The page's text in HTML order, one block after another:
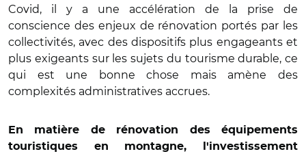
Covid, il y a une accélération de la prise de
conscience des enjeux de rénovation portés par les
collectivités, avec des dispositifs plus engageants et
plus exigeants sur les sujets du tourisme durable, ce
qui est une bonne chose mais amène des
complexités administratives accrues.
En matière de rénovation des équipements
touristiques en montagne, l'investissement